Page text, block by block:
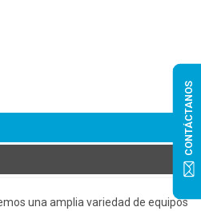
una amplia variedad de equipos
CONTÁCTANOS